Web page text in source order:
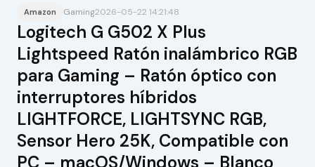
Amazon Gaming2026-05-22 14:21:48
Logitech G G502 X Plus
Lightspeed Ratón inalámbrico RGB
para Gaming – Ratón óptico con
interruptores híbridos
LIGHTFORCE, LIGHTSYNC RGB,
Sensor Hero 25K, Compatible con
PC – macOS/Windows – Blanco